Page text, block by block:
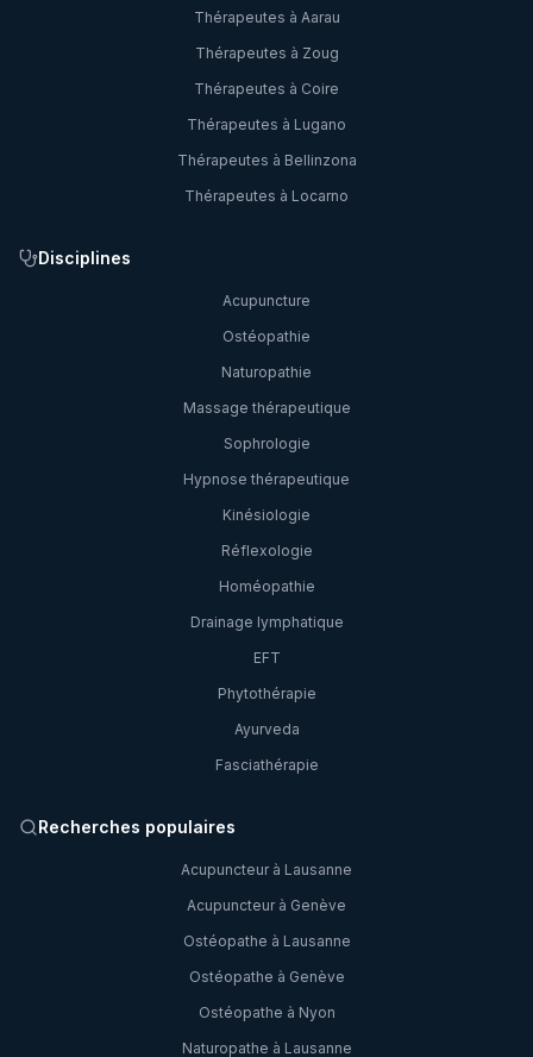
Thérapeutes à Aarau
Thérapeutes à Zoug
Thérapeutes à Coire
Thérapeutes à Lugano
Thérapeutes à Bellinzona
Thérapeutes à Locarno
Disciplines
Acupuncture
Ostéopathie
Naturopathie
Massage thérapeutique
Sophrologie
Hypnose thérapeutique
Kinésiologie
Réflexologie
Homéopathie
Drainage lymphatique
EFT
Phytothérapie
Ayurveda
Fasciathérapie
Recherches populaires
Acupuncteur à Lausanne
Acupuncteur à Genève
Ostéopathe à Lausanne
Ostéopathe à Genève
Ostéopathe à Nyon
Naturopathe à Lausanne